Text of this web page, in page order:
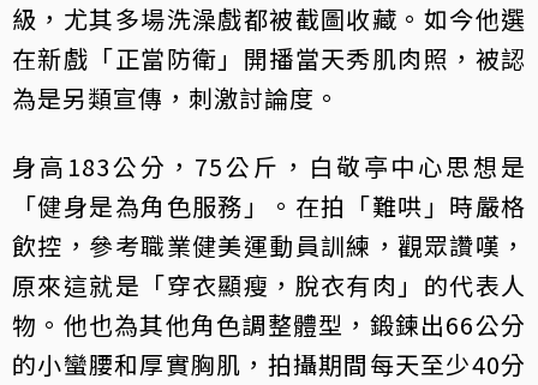
級，尤其多場洗澡戲都被截圖收藏。如今他選
在新戲「正當防衛」開播當天秀肌肉照，被認
為是另類宣傳，刺激討論度。
身高183公分，75公斤，白敬亭中心思想是
「健身是為角色服務」。在拍「難哄」時嚴格
飲控，參考職業健美運動員訓練，觀眾讚嘆，
原來這就是「穿衣顯瘦，脫衣有肉」的代表人
物。他也為其他角色調整體型，鍛鍊出66公分
的小蠻腰和厚實胸肌，拍攝期間每天至少40分